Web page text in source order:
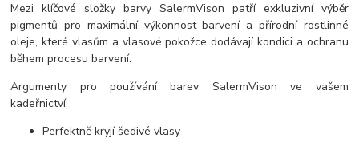
Mezi klíčové složky barvy SalermVison patří exkluzivní výběr
pigmentů pro maximální výkonnost barvení a přírodní rostlinné
oleje, které vlasům a vlasové pokožce dodávají kondici a ochranu
během procesu barvení.
Argumenty pro používání barev SalermVison ve vašem
kadeřnictví:
Perfektně kryjí šedivé vlasy